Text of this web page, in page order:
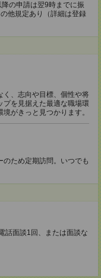
の申請は翌9時までに振
他規定あり（詳細は登録
く、志向や目標、個性や将
を見据えた最適な職場環
がきっと見つかります。
ため定期訪問。いつでも
面談1回、または面談な